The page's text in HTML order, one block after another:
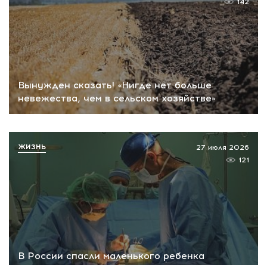
Вынужден сказать! «Нигде нет больше
невежества, чем в сельском хозяйстве»
142
В России спасли маленького ребенка
27 июля 2026
121
ЖИЗНЬ